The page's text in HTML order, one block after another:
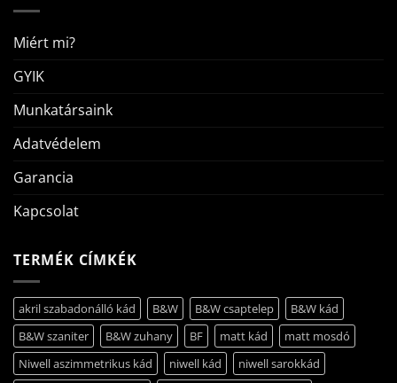
Miért mi?
GYIK
Munkatársaink
Adatvédelem
Garancia
Kapcsolat
TERMÉK CÍMKÉK
akril szabadonálló kád B&W B&W csaptelep
B&W kád
B&W szaniter
B&W zuhany BF matt kád
matt mosdó
Niwell aszimmetrikus kád
niwell kád niwell sarokkád